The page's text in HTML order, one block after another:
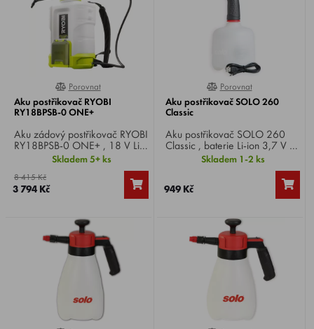
0%
Porovnat
Aku postřikovač RYOBI
RY18BPSB-0 ONE+
Aku zádový postřikovač RYOBI
RY18BPSB-0 ONE+ , 18 V Li-
ion, průtok 36 - 108 l/h,
nádržka 15 l, včetně ploché
vějířové trysky a nastavitelné
rozprašovací trysky, hmotnost
Skladem 5+ ks
8 415 Kč
3 794 Kč
100%
Porovnat
Aku postřikovač SOLO 260
Classic
Aku postřikovač SOLO 260
Classic , baterie Li-ion 3,7 V /
1,4 Ah, objem nádrže 1 litr,
max tlak 2 bar, hmotnost 0,3
Skladem 1-2 ks
949 Kč